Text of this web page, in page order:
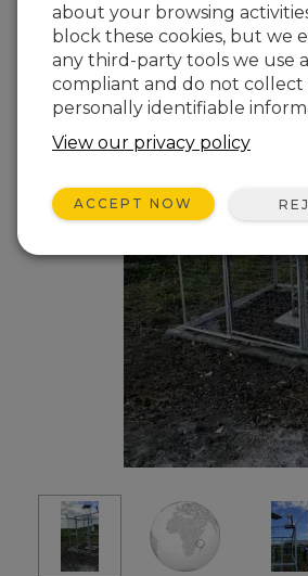
about your browsing
block these cookies, but we
any third-party tools we use
compliant and do not collect
personally identifiable
View our privacy policy
ACCEPT NOW